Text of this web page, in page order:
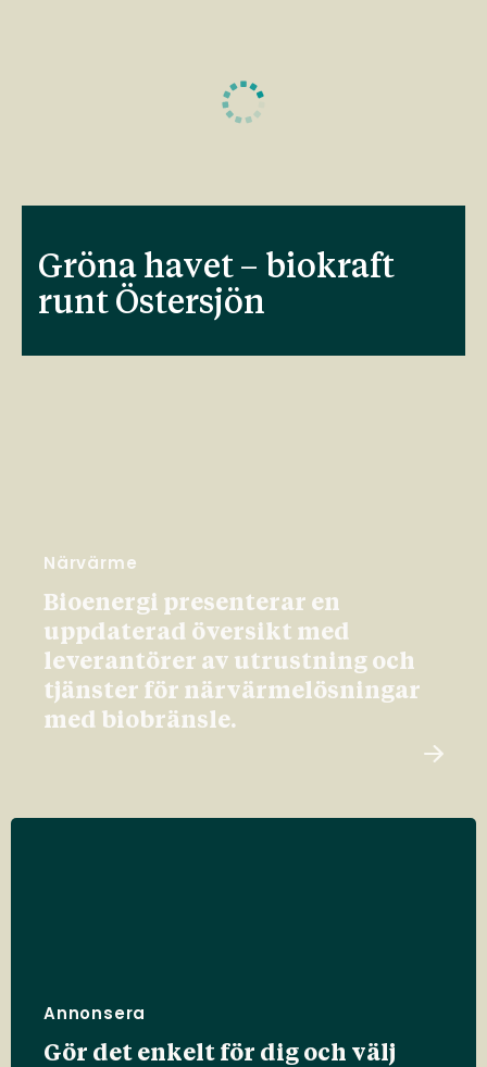
Gröna havet – biokraft
runt Östersjön
Närvärme
Bioenergi presenterar en
uppdaterad översikt med
leverantörer av utrustning och
tjänster för närvärmelösningar
med biobränsle.
Annonsera
Gör det enkelt för dig och välj